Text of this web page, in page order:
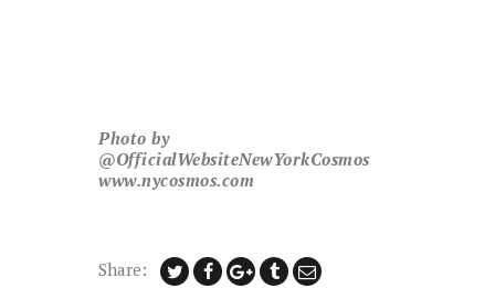
Photo by
@OfficialWebsiteNewYorkCosmos
www.nycosmos.com
Share: